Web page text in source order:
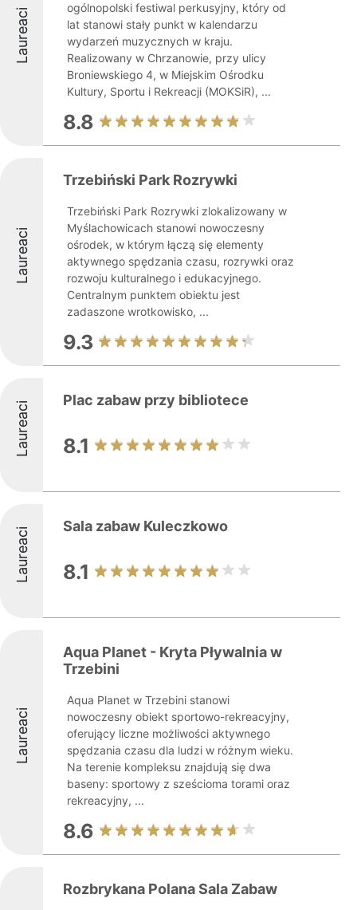
Laureaci
ogólnopolski festiwal perkusyjny, który od
lat stanowi stały punkt w kalendarzu
wydarzeń muzycznych w kraju.
Realizowany w Chrzanowie, przy ulicy
Broniewskiego 4, w Miejskim Ośrodku
Kultury, Sportu i Rekreacji (MOKSiR), ...
8.8
Laureaci
Trzebiński Park Rozrywki
Trzebiński Park Rozrywki zlokalizowany w
Myślachowicach stanowi nowoczesny
ośrodek, w którym łączą się elementy
aktywnego spędzania czasu, rozrywki oraz
rozwoju kulturalnego i edukacyjnego.
Centralnym punktem obiektu jest
zadaszone wrotkowisko, ...
9.3
Laureaci Plac zabaw przy bibliotece
8.1
Laureaci Sala zabaw Kuleczkowo
8.1
Laureaci
Aqua Planet - Kryta Pływalnia w
Trzebini
Aqua Planet w Trzebini stanowi
nowoczesny obiekt sportowo-rekreacyjny,
oferujący liczne możliwości aktywnego
spędzania czasu dla ludzi w różnym wieku.
Na terenie kompleksu znajdują się dwa
baseny: sportowy z sześcioma torami oraz
rekreacyjny, ...
8.6
Rozbrykana Polana Sala Zabaw